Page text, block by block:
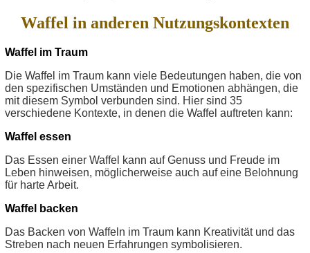
Waffel in anderen Nutzungskontexten
Waffel im Traum
Die Waffel im Traum kann viele Bedeutungen haben, die von
den spezifischen Umständen und Emotionen abhängen, die
mit diesem Symbol verbunden sind. Hier sind 35
verschiedene Kontexte, in denen die Waffel auftreten kann:
Waffel essen
Das Essen einer Waffel kann auf Genuss und Freude im
Leben hinweisen, möglicherweise auch auf eine Belohnung
für harte Arbeit.
Waffel backen
Das Backen von Waffeln im Traum kann Kreativität und das
Streben nach neuen Erfahrungen symbolisieren.